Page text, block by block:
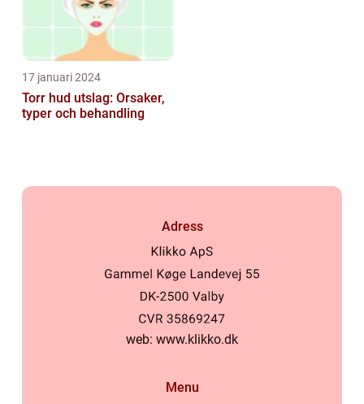
17 januari 2024
Torr hud utslag: Orsaker,
typer och behandling
Adress
web: www.klikko.dk
Menu